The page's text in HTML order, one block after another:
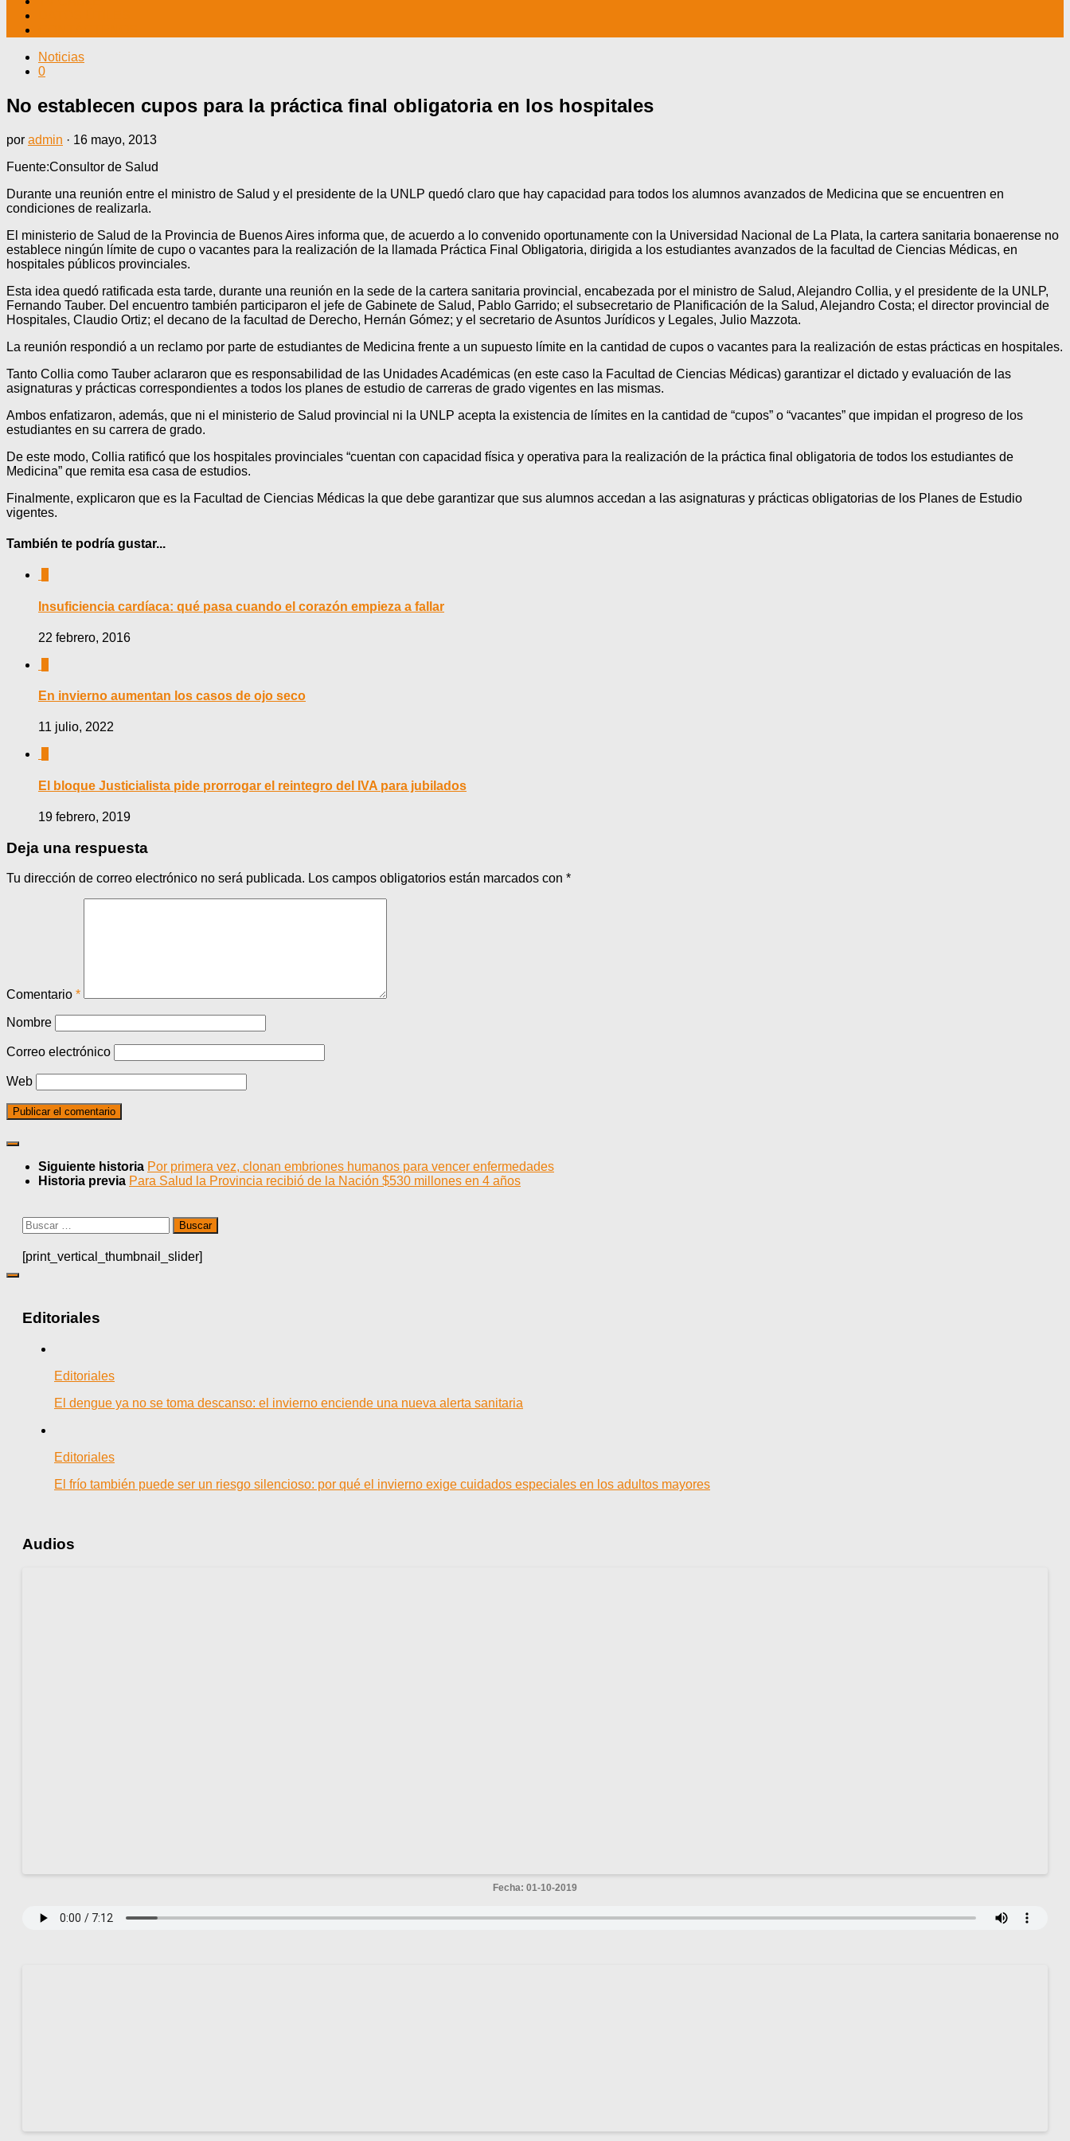
Noticias
0
No establecen cupos para la práctica final obligatoria en los hospitales
por admin · 16 mayo, 2013
Fuente:Consultor de Salud
Durante una reunión entre el ministro de Salud y el presidente de la UNLP quedó claro que hay capacidad para todos los alumnos avanzados de Medicina que se encuentren en
condiciones de realizarla.
El ministerio de Salud de la Provincia de Buenos Aires informa que, de acuerdo a lo convenido oportunamente con la Universidad Nacional de La Plata, la cartera sanitaria bonaerense no
establece ningún límite de cupo o vacantes para la realización de la llamada Práctica Final Obligatoria, dirigida a los estudiantes avanzados de la facultad de Ciencias Médicas, en
hospitales públicos provinciales.
Esta idea quedó ratificada esta tarde, durante una reunión en la sede de la cartera sanitaria provincial, encabezada por el ministro de Salud, Alejandro Collia, y el presidente de la UNLP,
Fernando Tauber. Del encuentro también participaron el jefe de Gabinete de Salud, Pablo Garrido; el subsecretario de Planificación de la Salud, Alejandro Costa; el director provincial de
Hospitales, Claudio Ortiz; el decano de la facultad de Derecho, Hernán Gómez; y el secretario de Asuntos Jurídicos y Legales, Julio Mazzota.
La reunión respondió a un reclamo por parte de estudiantes de Medicina frente a un supuesto límite en la cantidad de cupos o vacantes para la realización de estas prácticas en hospitales.
Tanto Collia como Tauber aclararon que es responsabilidad de las Unidades Académicas (en este caso la Facultad de Ciencias Médicas) garantizar el dictado y evaluación de las
asignaturas y prácticas correspondientes a todos los planes de estudio de carreras de grado vigentes en las mismas.
Ambos enfatizaron, además, que ni el ministerio de Salud provincial ni la UNLP acepta la existencia de límites en la cantidad de “cupos” o “vacantes” que impidan el progreso de los
estudiantes en su carrera de grado.
De este modo, Collia ratificó que los hospitales provinciales “cuentan con capacidad física y operativa para la realización de la práctica final obligatoria de todos los estudiantes de
Medicina” que remita esa casa de estudios.
Finalmente, explicaron que es la Facultad de Ciencias Médicas la que debe garantizar que sus alumnos accedan a las asignaturas y prácticas obligatorias de los Planes de Estudio
vigentes.
También te podría gustar...
Insuficiencia cardíaca: qué pasa cuando el corazón empieza a fallar
22 febrero, 2016
En invierno aumentan los casos de ojo seco
11 julio, 2022
El bloque Justicialista pide prorrogar el reintegro del IVA para jubilados
19 febrero, 2019
Deja una respuesta
Tu dirección de correo electrónico no será publicada. Los campos obligatorios están marcados con *
Comentario *
Nombre
Correo electrónico
Web
Siguiente historia Por primera vez, clonan embriones humanos para vencer enfermedades
Historia previa Para Salud la Provincia recibió de la Nación $530 millones en 4 años
Buscar:
[print_vertical_thumbnail_slider]
Editoriales
Editoriales
El dengue ya no se toma descanso: el invierno enciende una nueva alerta sanitaria
Editoriales
El frío también puede ser un riesgo silencioso: por qué el invierno exige cuidados especiales en los adultos mayores
Audios
Fecha: 01-10-2019